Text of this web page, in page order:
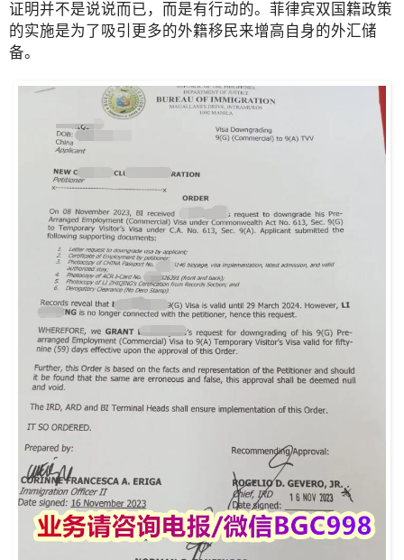
证明并不是说说而已，而是有行动的。菲律宾双国籍政策
的实施是为了吸引更多的外籍移民来增高自身的外汇储
备。